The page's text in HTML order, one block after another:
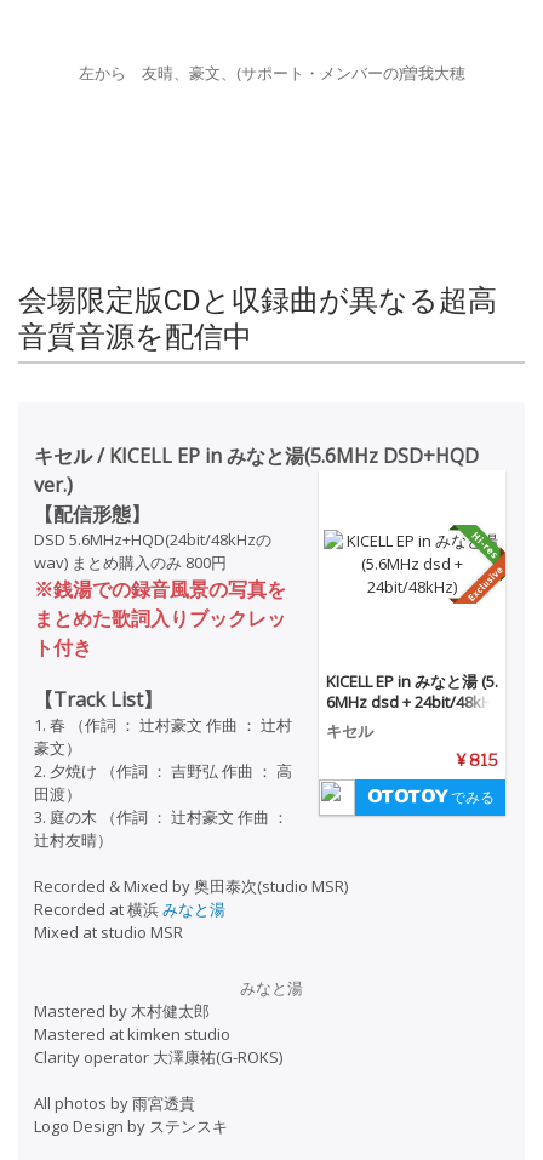
左から 友晴、豪文、(サポート・メンバーの)曽我大穂
会場限定版CDと収録曲が異なる超高
音質音源を配信中
キセル / KICELL EP in みなと湯(5.6MHz DSD+HQD
ver.)
KICELL EP in みなと湯 (5.
6MHz dsd + 24bit/48kH
z)
キセル
¥ 815
でみる
【配信形態】
DSD 5.6MHz+HQD(24bit/48kHzの
wav) まとめ購入のみ 800円
※銭湯での録音風景の写真を
まとめた歌詞入りブックレッ
ト付き
【Track List】
1. 春 （作詞 ： 辻村豪文 作曲 ： 辻村
豪文）
2. 夕焼け （作詞 ： 吉野弘 作曲 ： 高
田渡）
3. 庭の木 （作詞 ： 辻村豪文 作曲 ：
辻村友晴）
Recorded & Mixed by 奥田泰次(studio MSR)
Recorded at 横浜みなと湯
Mixed at studio MSR
みなと湯
Mastered by 木村健太郎
Mastered at kimken studio
Clarity operator 大澤康祐(G-ROKS)
All photos by 雨宮透貴
Logo Design by ステンスキ